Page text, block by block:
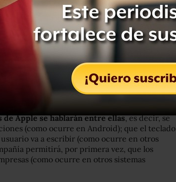
llevó incluso a @jankoum, director
“Muy halagador el ver que Apple tomo
de Whatsapp
en iMessages para iOS 8
de mensajes se acerca a los de su
iMessages sólo funciona dentro de los
usarse para comunicarse con usuarios en
de Apple se hablarán entre ellas, es decir, se
(como ocurre en Android); que el teclado
va a escribir (como ocurre en otros
permitirá, por primera vez, que los
(como ocurre en otros sistemas